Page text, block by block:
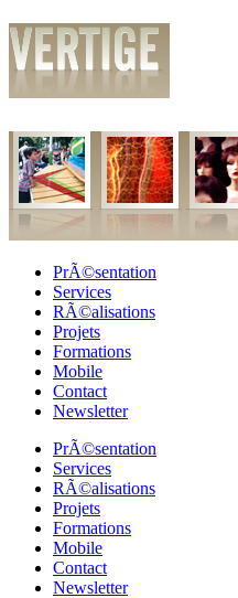
PrÃ©sentation
Services
RÃ©alisations
Projets
Formations
Mobile
Contact
Newsletter
PrÃ©sentation
Services
RÃ©alisations
Projets
Formations
Mobile
Contact
Newsletter